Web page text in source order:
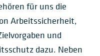
für uns die
Arbeitssicherheit,
und
dazu. Neben